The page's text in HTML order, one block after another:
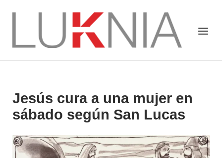
Menú
Jesús cura a una mujer en
sábado según San Lucas